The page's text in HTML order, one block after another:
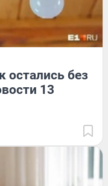
остались без
13